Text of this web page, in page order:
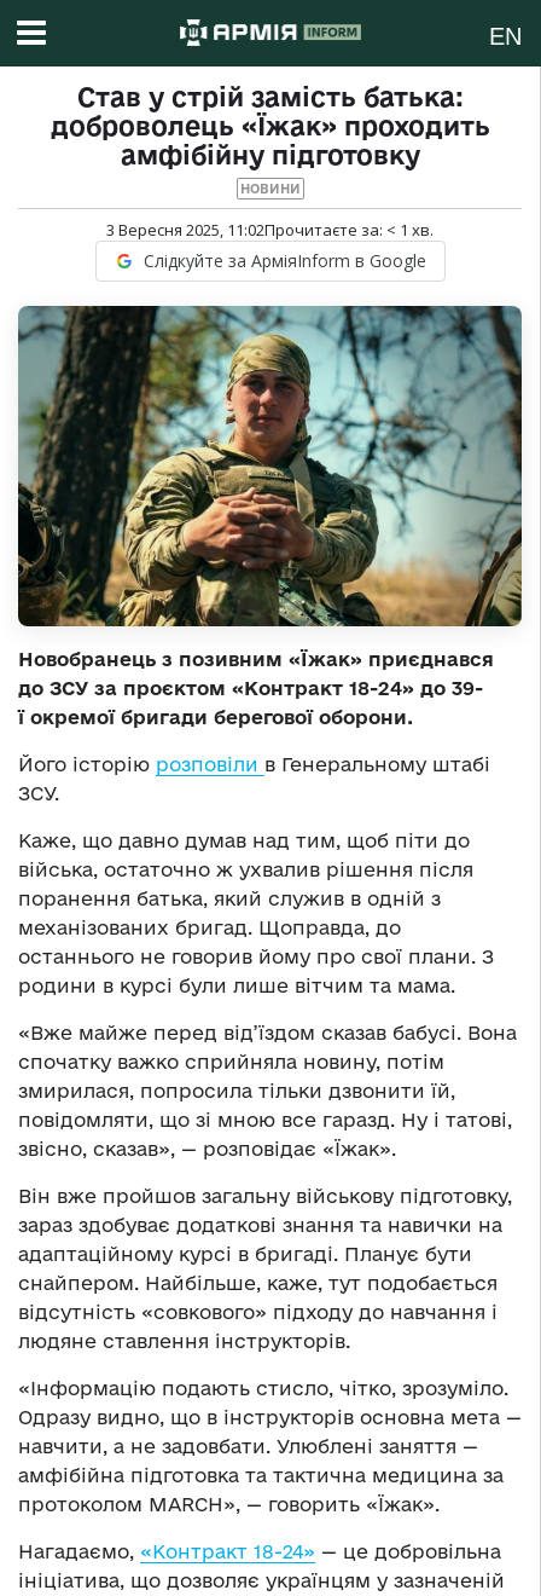
EN
Став у стрій замість батька:
доброволець «Їжак» проходить
амфібійну підготовку
НОВИНИ
3 Вересня 2025, 11:02Прочитаєте за: < 1 хв.
Слідкуйте за АрміяInform в Google
Новобранець з позивним «Їжак» приєднався
до ЗСУ за проєктом «Контракт 18-24» до 39-
ї окремої бригади берегової оборони.
Його історію розповіли в Генеральному штабі
ЗСУ.
Каже, що давно думав над тим, щоб піти до
війська, остаточно ж ухвалив рішення після
поранення батька, який служив в одній з
механізованих бригад. Щоправда, до
останнього не говорив йому про свої плани. З
родини в курсі були лише вітчим та мама.
«Вже майже перед від’їздом сказав бабусі. Вона
спочатку важко сприйняла новину, потім
змирилася, попросила тільки дзвонити їй,
повідомляти, що зі мною все гаразд. Ну і татові,
звісно, сказав», — розповідає «Їжак».
Він вже пройшов загальну військову підготовку,
зараз здобуває додаткові знання та навички на
адаптаційному курсі в бригаді. Планує бути
снайпером. Найбільше, каже, тут подобається
відсутність «совкового» підходу до навчання і
людяне ставлення інструкторів.
«Інформацію подають стисло, чітко, зрозуміло.
Одразу видно, що в інструкторів основна мета —
навчити, а не задовбати. Улюблені заняття —
амфібійна підготовка та тактична медицина за
протоколом MARCH», — говорить «Їжак».
Нагадаємо, «Контракт 18-24» — це добровільна
ініціатива, що дозволяє українцям у зазначеній